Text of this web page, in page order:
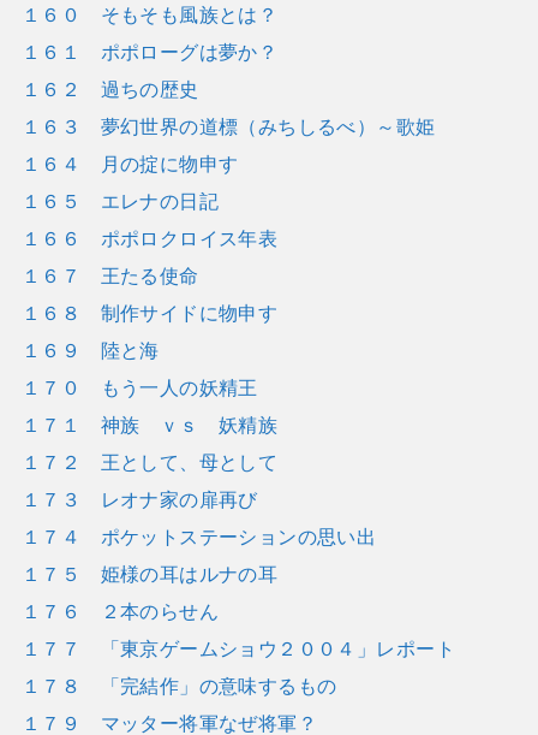
１６０ そもそも風族とは？
１６１ ポポローグは夢か？
１６２ 過ちの歴史
１６３ 夢幻世界の道標（みちしるべ）～歌姫
１６４ 月の掟に物申す
１６５ エレナの日記
１６６ ポポロクロイス年表
１６７ 王たる使命
１６８ 制作サイドに物申す
１６９ 陸と海
１７０ もう一人の妖精王
１７１ 神族 ｖｓ 妖精族
１７２ 王として、母として
１７３ レオナ家の扉再び
１７４ ポケットステーションの思い出
１７５ 姫様の耳はルナの耳
１７６ ２本のらせん
１７７ 「東京ゲームショウ２００４」レポート
１７８ 「完結作」の意味するもの
１７９ マッター将軍なぜ将軍？